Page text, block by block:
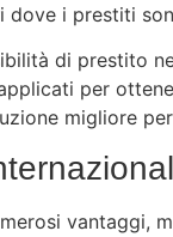
dove i prestiti
di prestito
per
migliore
vantaggi,